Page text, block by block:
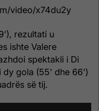
video/x74du2y
rezultati u
ishte Valere
spektakli i Di
dy gola (55' dhe 66')
së tij.